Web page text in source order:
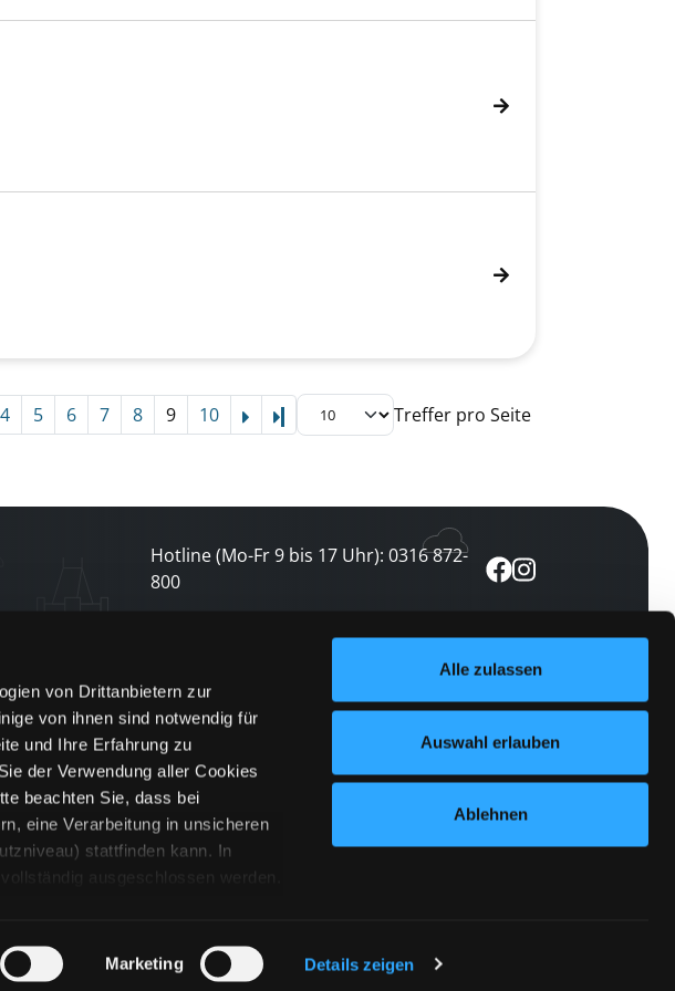
von Drittanbietern zur
von ihnen sind notwendig für
und Ihre Erfahrung zu
der Verwendung aller Cookies
beachten Sie, dass bei
eine Verarbeitung in unsicheren
stattfinden kann. In
ausgeschlossen werden.
von Cookies und ähnlichen
unter dem Button links
Marketing Details zeigen
Alle zulassen
Auswahl erlauben
Ablehnen
4 5 6 7 8 9 10 Letzte Seite Treffer pro Seite
Hotline (Mo-Fr 9 bis 17 Uhr): 0316 872-
800
Newsletter abonnieren
und keine Veranstaltung verpassen
jetzt abonnieren